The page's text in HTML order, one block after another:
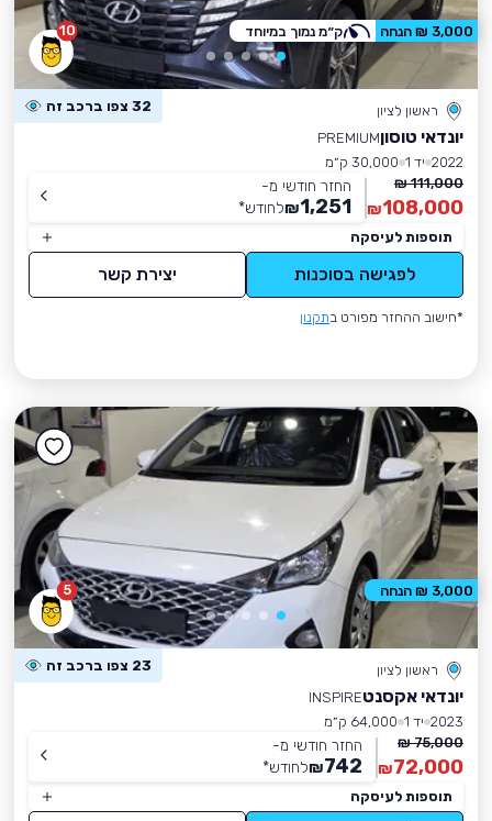
10
ראשון לציון 32 צפו ברכב זה
יונדאי טוסוןPREMIUM
2022 יד 1
30,000 ק״מ
111,000 ₪
108,000
₪
החזר חודשי מ-
1,251
₪לחודש*
תוספות לעיסקה
לפגישה בסוכנות יצירת קשר
*חישוב ההחזר מפורט בתקנון
3,000 ₪ הנחה ק״מ נמוך במיוחד
5
ראשון לציון 23 צפו ברכב זה
יונדאי אקסנטINSPIRE
2023 יד 1
64,000 ק״מ
75,000 ₪
72,000
₪
החזר חודשי מ-
742
₪לחודש*
תוספות לעיסקה
3,000 ₪ הנחה